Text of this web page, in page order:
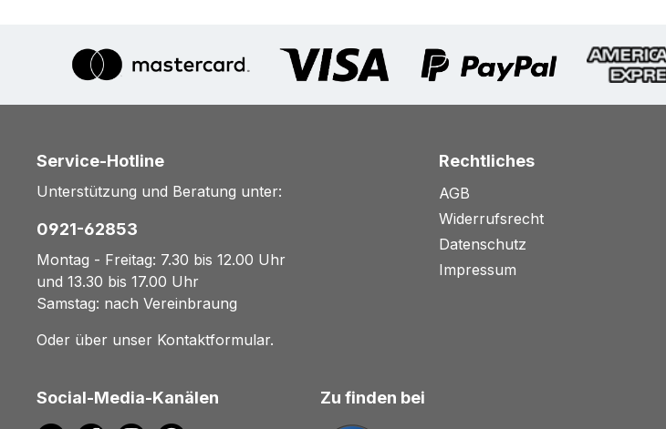
Service-Hotline
Unterstützung und Beratung unter:
0921-62853
Montag - Freitag: 7.30 bis 12.00 Uhr
und 13.30 bis 17.00 Uhr
Samstag: nach Vereinbraung
Oder über unser Kontaktformular.
Rechtliches
AGB
Widerrufsrecht
Datenschutz
Impressum
Social-Media-Kanälen Zu finden bei